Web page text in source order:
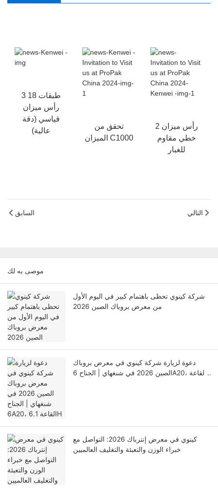
3 طبقات 18
رأس ميزان
قياسي (دقة
عالية)
تحقق من
الميزان C1000
2 رأس ميزان
خطي مقاوم
للغبار
السابق التالي
موصى به لك
شركة كينوي تحظى باهتمام كبير في اليوم الأول
من معرض بروباك الصين 2026
دعوة لزيارة شركة كينوي في معرض بروباك
الصين 2026 في شنغهاي | الجناح 6A20، القاعة
كينوي في معرض إنترباك 2026: التواصل مع
خبراء الوزن والتعبئة والتغليف العالميين